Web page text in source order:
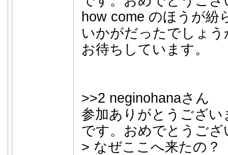
how come のほうが紛
いかがだったでしょ
お待ちしています。
>>2 neginohanaさん
参加ありがとうござい
です。おめでとうござ
> なぜここへ来たの？